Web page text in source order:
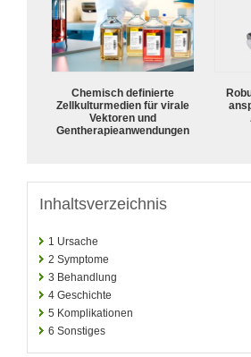
Chemisch definierte
Zellkulturmedien für virale
Vektoren und
Gentherapieanwendungen
Inhaltsverzeichnis
1 Ursache
2 Symptome
3 Behandlung
4 Geschichte
5 Komplikationen
6 Sonstiges